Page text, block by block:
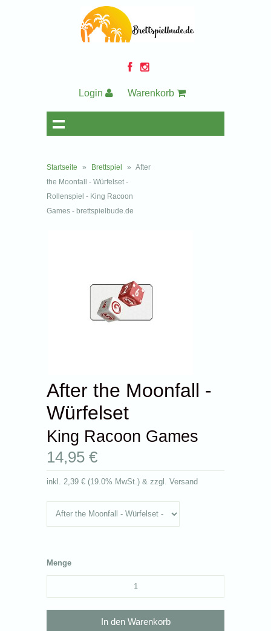
Login Warenkorb
Startseite » Brettspiel » After
the Moonfall - Würfelset -
Rollenspiel - King Racoon
Games - brettspielbude.de
After the Moonfall -
Würfelset
King Racoon Games
14,95 €
inkl. 2,39 € (19.0% MwSt.) & zzgl. Versand
Menge